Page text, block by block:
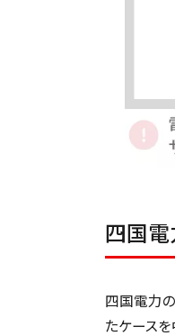
四国電
四国電力
たケースを